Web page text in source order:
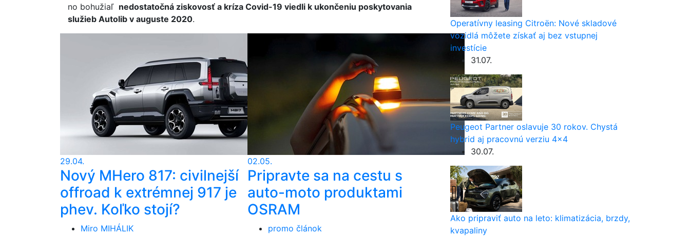
no bohužiaľ nedostatočná ziskovosť a kríza Covid-19 viedli k ukončeniu poskytovania
služieb Autolib v auguste 2020.
29.04.
Nový MHero 817: civilnejší
offroad k extrémnej 917 je
phev. Koľko stojí?
Miro MIHÁLIK
02.05.
Pripravte sa na cestu s
auto-moto produktami
OSRAM
promo článok
Operatívny leasing Citroën: Nové skladové
vozidlá môžete získať aj bez vstupnej
investície
31.07.
Peugeot Partner oslavuje 30 rokov. Chystá
hybrid aj pracovnú verziu 4×4
30.07.
Ako pripraviť auto na leto: klimatizácia, brzdy,
kvapaliny